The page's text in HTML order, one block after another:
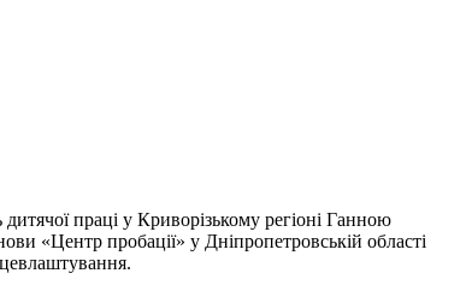
праці у Криворізькому регіоні Ганною
«Центр пробації» у Дніпропетровській області